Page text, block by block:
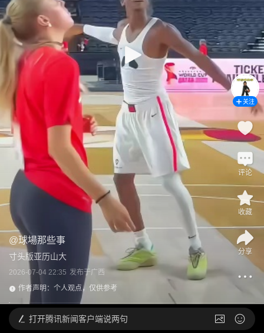
@球場那些事
寸头版亚历山大
2026-07-04 22:35 发布于广西
作者声明：个人观点，仅供参考
关注
评论
收藏
分享
打开腾讯新闻客户端说两句